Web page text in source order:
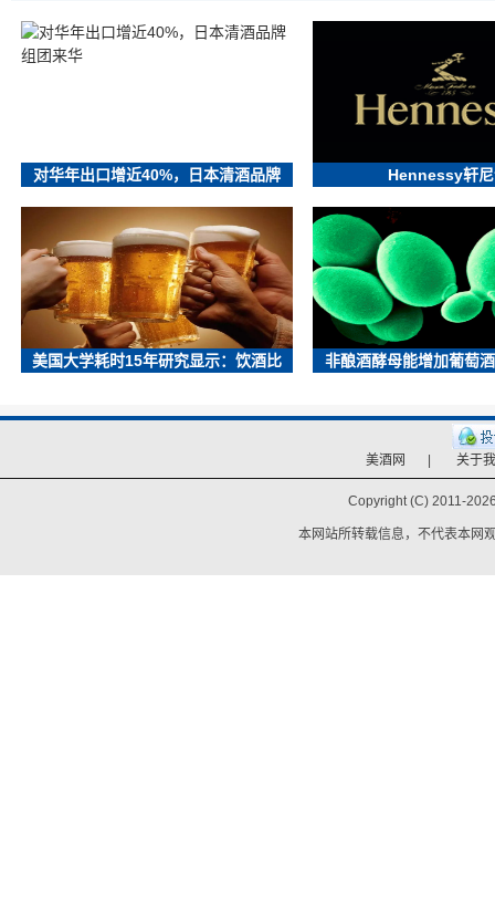
对华年出口增近40%，日本清酒品牌 Hennessy轩
美国大学耗时15年研究显示：饮酒比 非酿酒酵母能增加葡萄
美酒网 关于
Copyright (C) 2011-
本网站所转载信息，不代表本网